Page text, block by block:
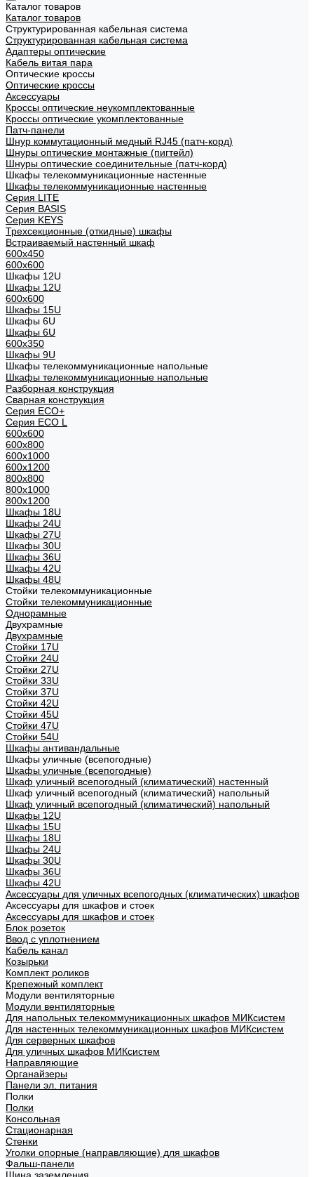
Каталог товаров
Каталог товаров
Структурированная кабельная система
Структурированная кабельная система
Адаптеры оптические
Кабель витая пара
Оптические кроссы
Оптические кроссы
Аксессуары
Кроссы оптические неукомплектованные
Кроссы оптические укомплектованные
Патч-панели
Шнур коммутационный медный RJ45 (патч-корд)
Шнуры оптические монтажные (пигтейл)
Шнуры оптические соединительные (патч-корд)
Шкафы телекоммуникационные настенные
Шкафы телекоммуникационные настенные
Cерия LITE
Cерия BASIS
Cерия KEYS
Трехсекционные (откидные) шкафы
Встраиваемый настенный шкаф
600x450
600x600
Шкафы 12U
Шкафы 12U
600x600
Шкафы 15U
Шкафы 6U
Шкафы 6U
600x350
Шкафы 9U
Шкафы телекоммуникационные напольные
Шкафы телекоммуникационные напольные
Разборная конструкция
Сварная конструкция
Серия ECO+
Серия ECO L
600x600
600x800
600х1000
600х1200
800x800
800х1000
800х1200
Шкафы 18U
Шкафы 24U
Шкафы 27U
Шкафы 30U
Шкафы 36U
Шкафы 42U
Шкафы 48U
Стойки телекоммуникационные
Стойки телекоммуникационные
Однорамные
Двухрамные
Двухрамные
Стойки 17U
Стойки 24U
Стойки 27U
Стойки 33U
Стойки 37U
Стойки 42U
Стойки 45U
Стойки 47U
Стойки 54U
Шкафы антивандальные
Шкафы уличные (всепогодные)
Шкафы уличные (всепогодные)
Шкаф уличный всепогодный (климатический) настенный
Шкаф уличный всепогодный (климатический) напольный
Шкаф уличный всепогодный (климатический) напольный
Шкафы 12U
Шкафы 15U
Шкафы 18U
Шкафы 24U
Шкафы 30U
Шкафы 36U
Шкафы 42U
Аксессуары для уличных всепогодных (климатических) шкафов
Аксессуары для шкафов и стоек
Аксессуары для шкафов и стоек
Блок розеток
Ввод с уплотнением
Кабель канал
Козырьки
Комплект роликов
Крепежный комплект
Модули вентиляторные
Модули вентиляторные
Для напольных телекоммуникационных шкафов МИКсистем
Для настенных телекоммуникационных шкафов МИКсистем
Для серверных шкафов
Для уличных шкафов МИКсистем
Направляющие
Органайзеры
Панели эл. питания
Полки
Полки
Консольная
Стационарная
Стенки
Уголки опорные (направляющие) для шкафов
Фальш-панели